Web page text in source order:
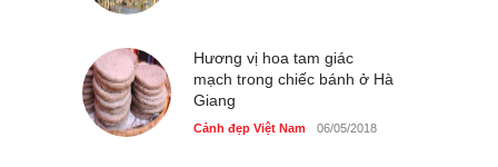
Hương vị hoa tam giác
mạch trong chiếc bánh ở Hà
Giang
Cảnh đẹp Việt Nam 06/05/2018